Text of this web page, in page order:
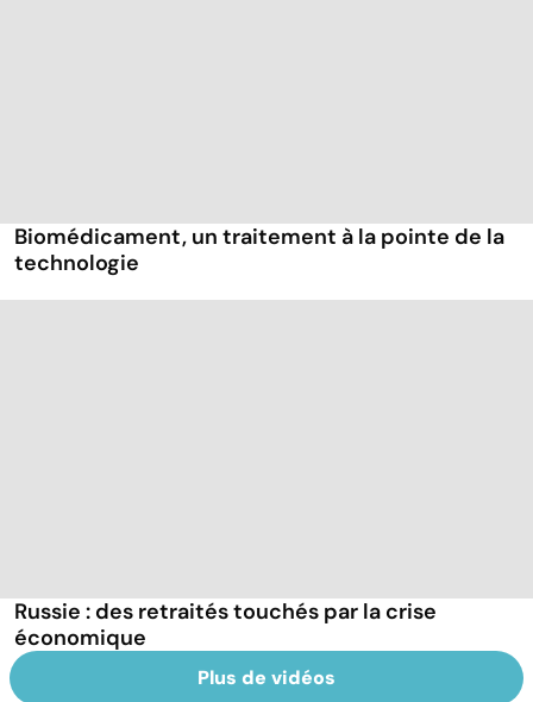
Biomédicament, un traitement à la pointe de la
technologie
Russie : des retraités touchés par la crise
économique
Plus de vidéos